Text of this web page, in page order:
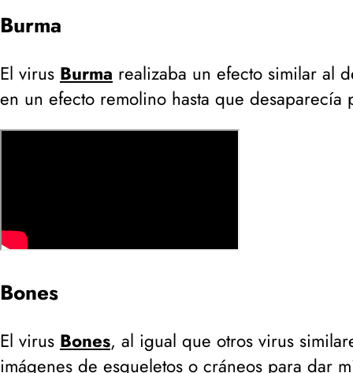
Burma
El virus Burma realizaba un efecto similar al
en un efecto remolino hasta que desaparecía
Bones
El virus Bones, al igual que otros virus
imágenes de esqueletos o cráneos para dar